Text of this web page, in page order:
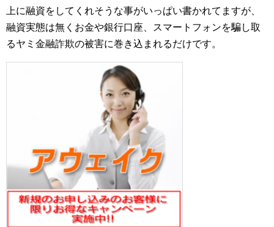
上に融資をしてくれそうな事がいっぱい書かれてますが、
融資実態は無くお金や銀行口座、スマートフォンを騙し取
るヤミ金融詐欺の被害に巻き込まれるだけです。